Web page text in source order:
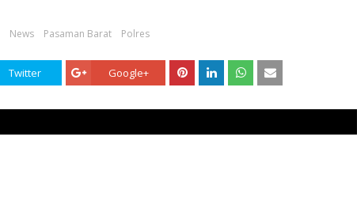
News Pasaman Barat Polres
Twitter Google+